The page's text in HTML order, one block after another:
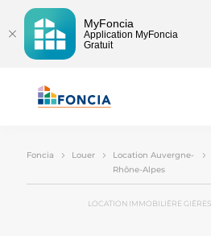
MyFoncia
Application MyFoncia
Gratuit
Foncia Louer
Location Auvergne-
Rhône-Alpes
LOCATION IMMOBILIÈRE